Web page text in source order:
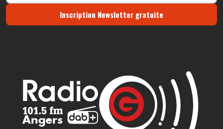
Inscription Newsletter gratuite